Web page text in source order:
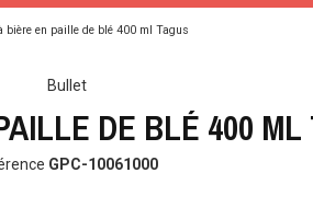
bière en paille de blé 400 ml Tagus
Bullet
DE BLÉ 400 ML
GPC-10061000